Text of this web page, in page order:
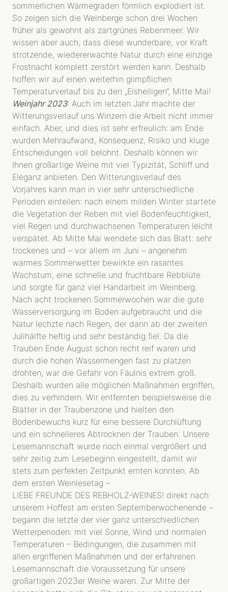
WEINGUT
MENSCHEN
GESCHICHTE
TYP REBHOLZ
WEINBERG
TERROIR
BIODYNAMIE
LAGEN
WEINE
HERKUNFT
sommerlichen Wärmegraden förmlich explodiert ist.
So zeigen sich die Weinberge schon drei Wochen
früher als gewohnt als zartgrünes Rebenmeer. Wir
wissen aber auch, dass diese wunderbare, vor Kraft
strotzende, wiedererwachte Natur durch eine einzige
Frostnacht komplett zerstört werden kann. Deshalb
hoffen wir auf einen weiterhin glimpflichen
Temperaturverlauf bis zu den „Eisheiligen“, Mitte Mai!
Weinjahr 2023: Auch im letzten Jahr machte der
Witterungsverlauf uns Winzern die Arbeit nicht immer
einfach. Aber, und dies ist sehr erfreulich: am Ende
wurden Mehraufwand, Konsequenz, Risiko und kluge
Entscheidungen voll belohnt. Deshalb können wir
Ihnen großartige Weine mit viel Typizität, Schliff und
Eleganz anbieten. Den Witterungsverlauf des
Vorjahres kann man in vier sehr unterschiedliche
Perioden einteilen: nach einem milden Winter startete
die Vegetation der Reben mit viel Bodenfeuchtigkeit,
viel Regen und durchwachsenen Temperaturen leicht
verspätet. Ab Mitte Mai wendete sich das Blatt: sehr
trockenes und – vor allem im Juni – angenehm
warmes Sommerwetter bewirkte ein rasantes
Wachstum, eine schnelle und fruchtbare Rebblüte
und sorgte für ganz viel Handarbeit im Weinberg.
Nach acht trockenen Sommerwochen war die gute
Wasserversorgung im Boden aufgebraucht und die
Natur lechzte nach Regen, der dann ab der zweiten
Julihälfte heftig und sehr beständig fiel. Da die
Trauben Ende August schon recht reif waren und
durch die hohen Wassermengen fast zu platzen
drohten, war die Gefahr von Fäulnis extrem groß.
Deshalb wurden alle möglichen Maßnahmen ergriffen,
dies zu verhindern. Wir entfernten beispielsweise die
Blätter in der Traubenzone und hielten den
Bodenbewuchs kurz für eine bessere Durchlüftung
und ein schnelleres Abtrocknen der Trauben. Unsere
Lesemannschaft wurde noch einmal vergrößert und
sehr zeitig zum Lesebeginn eingestellt, damit wir
stets zum perfekten Zeitpunkt ernten konnten. Ab
dem ersten Weinlesetag –
LIEBE FREUNDE DES REBHOLZ-WEINES! direkt nach
unserem Hoffest am ersten Septemberwochenende –
begann die letzte der vier ganz unterschiedlichen
Wetterperioden: mit viel Sonne, Wind und normalen
Temperaturen – Bedingungen, die zusammen mit
allen ergriffenen Maßnahmen und der erfahrenen
Lesemannschaft die Voraussetzung für unsere
großartigen 2023er Weine waren. Zur Mitte der